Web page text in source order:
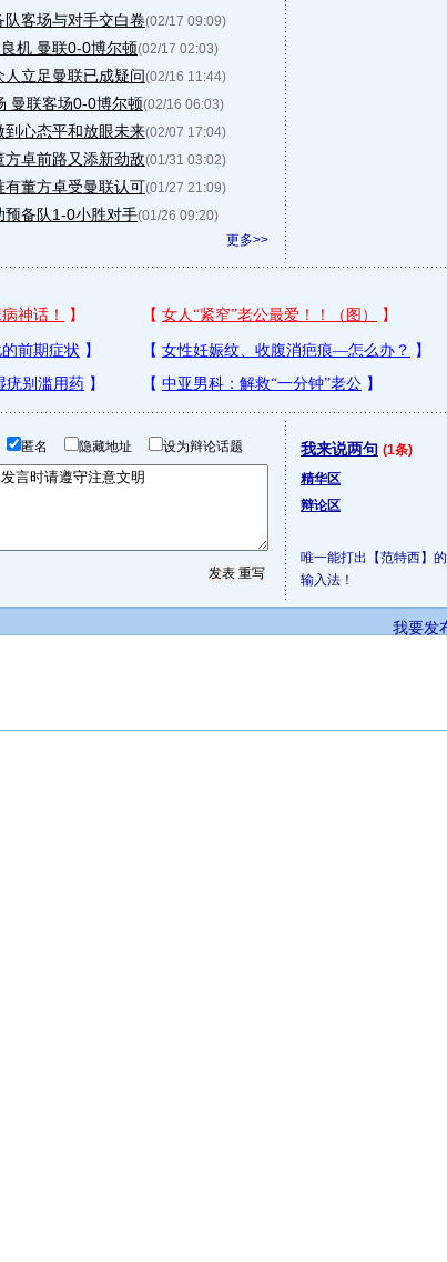
客场与对手交白卷(02/17 09:09)
机 曼联0-0博尔顿(02/17 02:03)
立足曼联已成疑问(02/16 11:44)
曼联客场0-0博尔顿(02/16 06:03)
心态平和放眼未来(02/07 17:04)
卓前路又添新劲敌(01/31 03:02)
董方卓受曼联认可(01/27 21:09)
预备队1-0小胜对手(01/26 09:20)
更多>>
匿名 隐藏地址 设为辩论话题 我来说两句 (1条)
精华区
辩论区
唯一能打出【范特西】的
输入法！
我要发